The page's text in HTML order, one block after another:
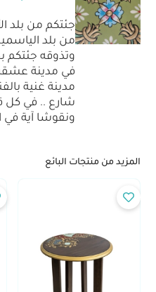
جئتكم من بلد
من بلد
وتذوقه جئتكم
في مدينة
مدينة غنية
شارع .. في كل
ونقوشا آية في
المزيد من منتجات البائع